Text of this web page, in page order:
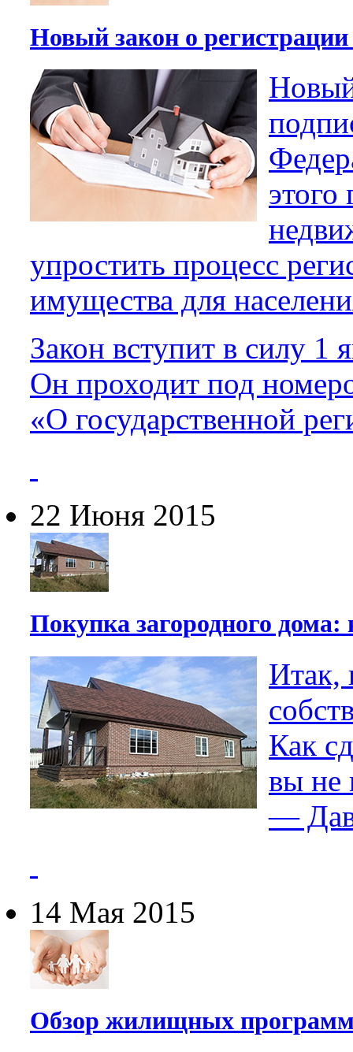
Новый закон о
этого
упростить процесс
имущества для
Закон вступит в силу 1
Он проходит под
«О государственной
22 Июня 2015
Покупка загородного
Итак,
Как
вы не
—
14 Мая 2015
Обзор жилищных программ